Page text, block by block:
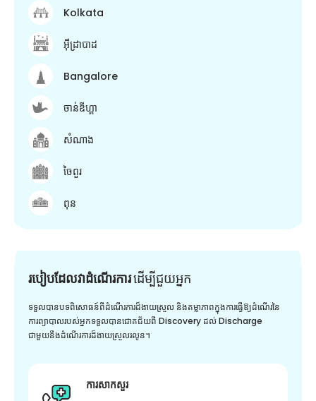
Kolkata
អ៊ីដ្រាបាដ
Bangalore
ចាន់ឌីហ្គា
សំណាង
ចៃពួរ
ពុន
របៀបដែលវាដំណើរការដើម្បី​ជួយ​អ្នក
ទទួលបានបទពិសោធន៍ពីដំណើរការដ៏ងាយស្រួល និងតម្លាភាពក្នុងការធ្វើឱ្យដំណើរនៃ
ការព្យាបាលរបស់អ្នកទទួលបានជោគជ័យពី Discovery ដល់ Discharge
ជាមួយនឹងដំណើរការដ៏ងាយស្រួលរលូន។
ការសាកសួរ